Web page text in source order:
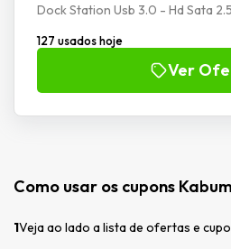
Dock Station Usb 3.0 - Hd Sata
127 usados hoje
Ver
Como usar os cupons
1Veja ao lado a lista de ofertas e